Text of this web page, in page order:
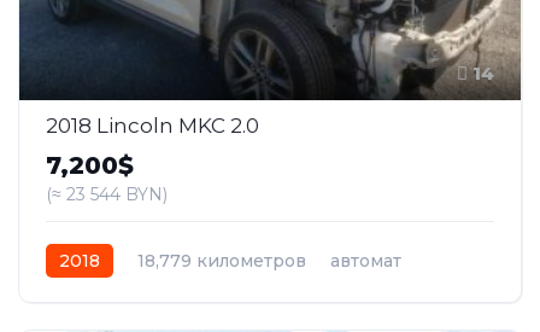
14
2018 Lincoln MKC 2.0
7,200$
(≈ 23 544 BYN)
2018 18,779 километров
автомат